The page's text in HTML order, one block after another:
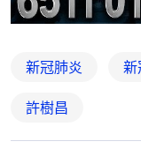
新冠肺炎 新
許樹昌